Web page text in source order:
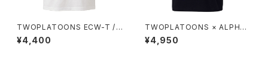
TWOPLATOONS ECW-T /
WHITE
¥4,400
TWOPLATOONS × ALPHA
WOLF コラボレーション-T / B
LACK
¥4,950